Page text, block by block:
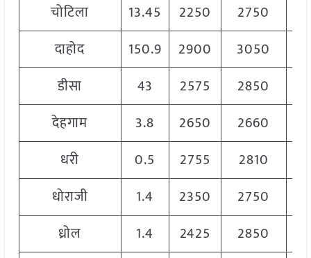
चोटिला
13.45 2250 2750
दाहोद
150.9 2900 3050
डीसा
43 2575 2850
देहगाम
3.8 2650 2660
धरी
0.5 2755 2810
धोराजी
1.4 2350 2750
ध्रोल
1.4 2425 2850